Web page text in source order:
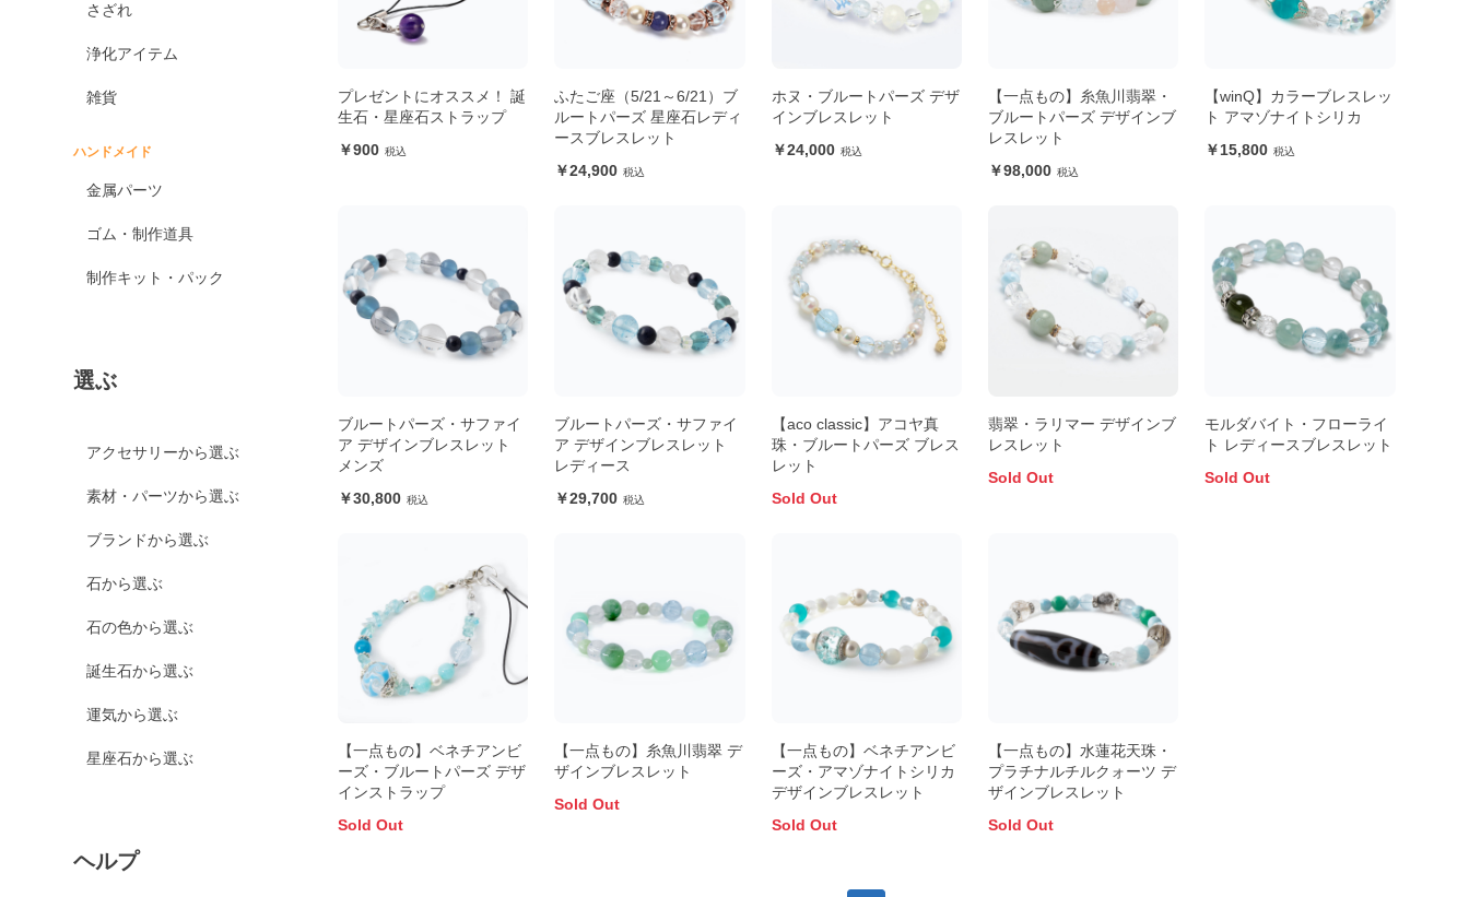
さざれ
浄化アイテム
雑貨
ハンドメイド
金属パーツ
ゴム・制作道具
制作キット・パック
選ぶ
アクセサリーから選ぶ
素材・パーツから選ぶ
ブランドから選ぶ
石から選ぶ
石の色から選ぶ
誕生石から選ぶ
運気から選ぶ
星座石から選ぶ
ヘルプ
プレゼントにオススメ！ 誕
生石・星座石ストラップ
900
ふたご座（5/21～6/21）ブ
ルートパーズ 星座石レディ
ースブレスレット
24,900
ホヌ・ブルートパーズ デザ
インブレスレット
24,000
【一点もの】糸魚川翡翠・
ブルートパーズ デザインブ
レスレット
98,000
【winQ】カラーブレスレッ
ト アマゾナイトシリカ
15,800
ブルートパーズ・サファイ
ア デザインブレスレット
メンズ
30,800
ブルートパーズ・サファイ
ア デザインブレスレット
レディース
29,700
【aco classic】アコヤ真
珠・ブルートパーズ ブレス
レット
Sold Out
翡翠・ラリマー デザインブ
レスレット
Sold Out
モルダバイト・フローライ
ト レディースブレスレット
Sold Out
【一点もの】ベネチアンビ
ーズ・ブルートパーズ デザ
インストラップ
Sold Out
【一点もの】糸魚川翡翠 デ
ザインブレスレット
Sold Out
【一点もの】ベネチアンビ
ーズ・アマゾナイトシリカ
デザインブレスレット
Sold Out
【一点もの】水蓮花天珠・
プラチナルチルクォーツ デ
ザインブレスレット
Sold Out